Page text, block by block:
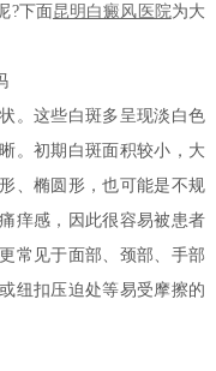
?下面昆明白癜风医院为大
这些白斑多呈现淡白色
。初期白斑面积较小，大
、椭圆形，也可能是不规
痒感，因此很容易被患者
常见于面部、颈部、手部
纽扣压迫处等易受摩擦的